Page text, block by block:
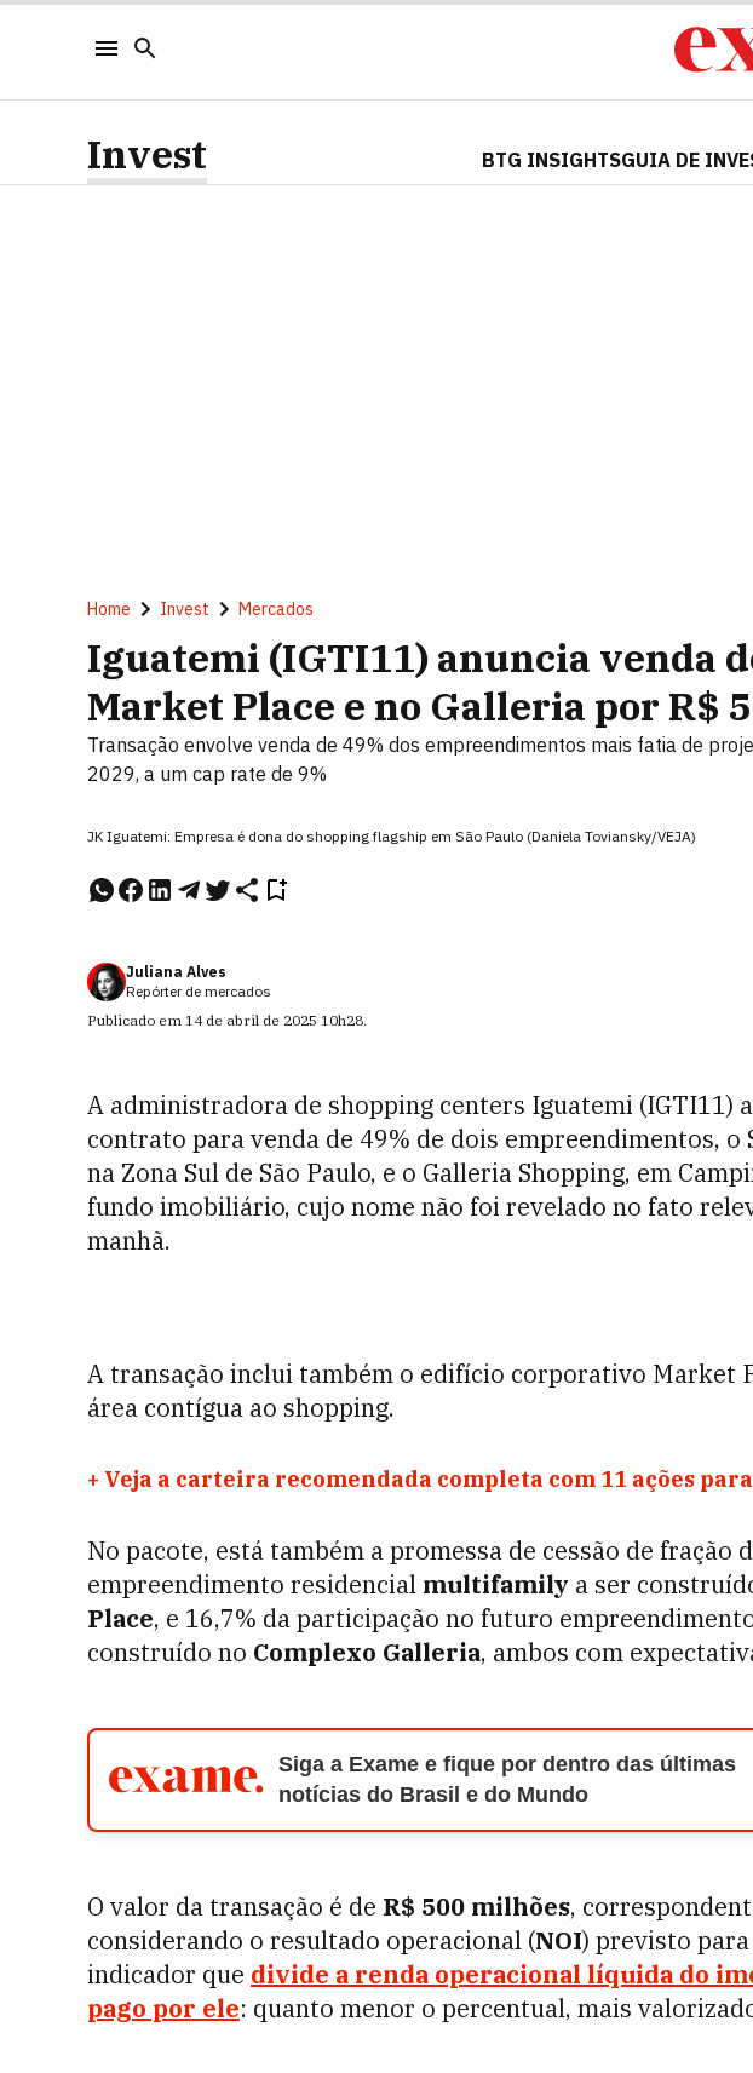
Invest BTG INSIGHTSGUIA DE
Home Invest Mercados
Iguatemi (IGTI11) anuncia venda
Market Place e no Galleria por R$
Transação envolve venda de 49% dos empreendimentos mais fatia de
2029, a um cap rate de 9%
JK Iguatemi: Empresa é dona do shopping flagship em São Paulo (Daniela Toviansky/VEJA)
Juliana Alves
Repórter de mercados
Publicado em 14 de abril de 2025 10h28.
A administradora de shopping centers Iguatemi (IGTI11)
contrato para venda de 49% de dois empreendimentos, o
na Zona Sul de São Paulo, e o Galleria Shopping, em
fundo imobiliário, cujo nome não foi revelado no fato
manhã.
A transação inclui também o edifício corporativo Market
área contígua ao shopping.
+ Veja a carteira recomendada completa com 11 ações
No pacote, está também a promessa de cessão de fração
empreendimento residencial multifamily a ser
Place, e 16,7% da participação no futuro
construído no Complexo Galleria, ambos com
Siga a Exame e fique por dentro das últimas
notícias do Brasil e do Mundo
O valor da transação é de R$ 500 milhões,
considerando o resultado operacional (NOI) previsto para
indicador que divide a renda operacional líquida do
pago por ele: quanto menor o percentual, mais